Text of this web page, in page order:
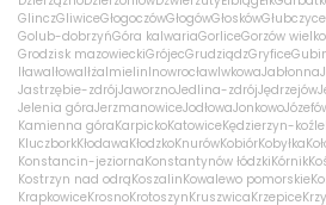
GlinczGliwiceGłogoczówGłogówGłoskówGłubczyce
Golub-dobrzyńGóra kalwariaGorliceGorzów
Grodzisk mazowieckiGrójecGrudziądzGryfice
IławaIłowaIłżaImielinInowrocławIwkowaJabłonna
Jastrzębie-zdrójJaworznoJedlina-zdrójJędrzejów
Jelenia góraJerzmanowiceJodłowaJonkowo
Kamienna góraKarpickoKatowiceKędzierzyn-koźle
KluczborkKłodawaKłodzkoKnurówKobiórKobyłka
Konstancin-jeziornaKonstantynów łódzkiKórnik
Kostrzyn nad odrąKoszalinKowalewo pomorskie
KrapkowiceKrosnoKrotoszynKruszwicaKrzepice